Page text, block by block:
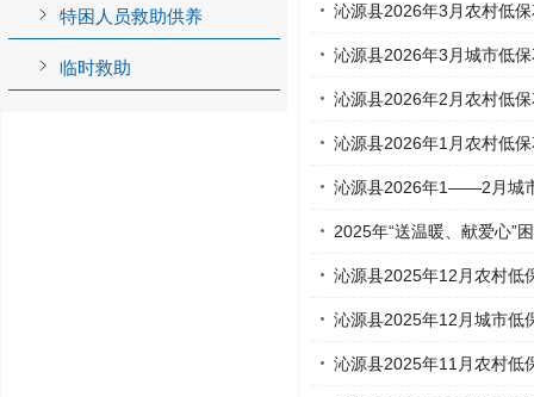
特困人员救助供养
临时救助
沁源县2026年3月农村低
沁源县2026年3月城市低
沁源县2026年2月农村低
沁源县2026年1月农村低
沁源县2026年1——2月城
2025年“送温暖、献爱心”
沁源县2025年12月农村低
沁源县2025年12月城市低
沁源县2025年11月农村低